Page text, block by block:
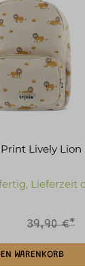
Lively Lion
Lieferzeit
39,90 €*
WARENKORB